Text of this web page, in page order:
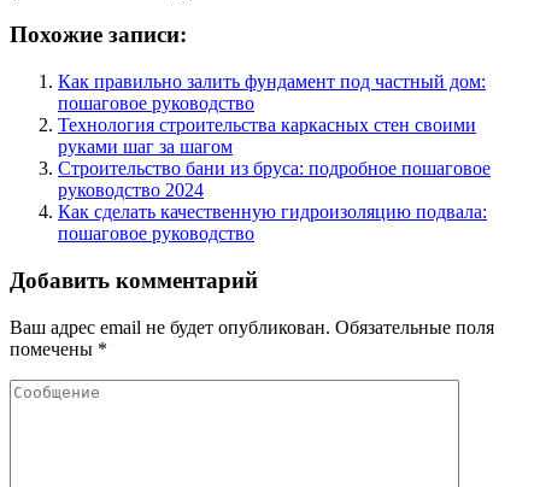
Похожие записи:
Как правильно залить фундамент под частный дом:
пошаговое руководство
Технология строительства каркасных стен своими
руками шаг за шагом
Строительство бани из бруса: подробное пошаговое
руководство 2024
Как сделать качественную гидроизоляцию подвала:
пошаговое руководство
Добавить комментарий
Ваш адрес email не будет опубликован. Обязательные поля
помечены *